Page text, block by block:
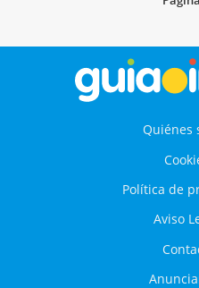
Quiénes
Política de
Aviso